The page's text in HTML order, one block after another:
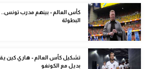
كرة يد
كرة طائرة
الوطن العربي
البطولة
تشكيل كأس العالم - هاري كين
بديل مع الكونغو